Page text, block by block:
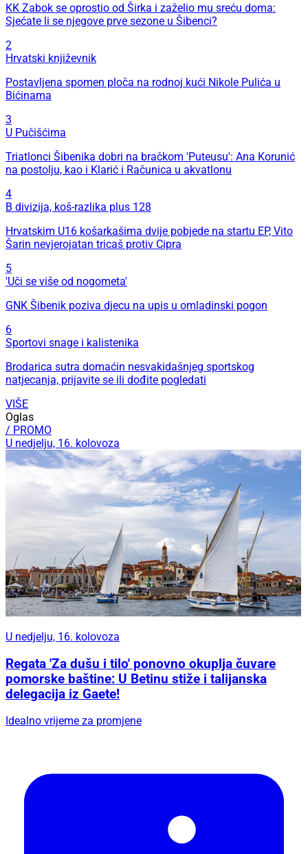
KK Zabok se oprostio od Širka i zaželio mu sreću doma:
Sjećate li se njegove prve sezone u Šibenci?
2
Hrvatski književnik
Postavljena spomen ploča na rodnoj kući Nikole Pulića u
Bićinama
3
U Pučišćima
Triatlonci Šibenika dobri na bračkom 'Puteusu': Ana Korunić
na postolju, kao i Klarić i Računica u akvatlonu
4
B divizija, koš-razlika plus 128
Hrvatskim U16 košarkašima dvije pobjede na startu EP, Vito
Šarin nevjerojatan tricaš protiv Cipra
5
'Uči se više od nogometa'
GNK Šibenik poziva djecu na upis u omladinski pogon
6
Sportovi snage i kalistenika
Brodarica sutra domaćin nesvakidašnjeg sportskog
natjecanja, prijavite se ili dođite pogledati
VIŠE
Oglas
/ PROMO
U nedjelju, 16. kolovoza
U nedjelju, 16. kolovoza
Regata 'Za dušu i tilo' ponovno okuplja čuvare
pomorske baštine: U Betinu stiže i talijanska
delegacija iz Gaete!
Idealno vrijeme za promjene